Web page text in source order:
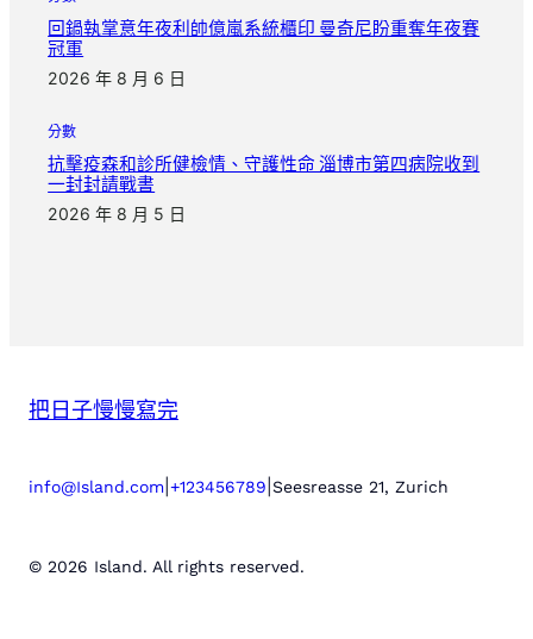
回鍋執掌意年夜利帥億嵐系統櫃印 曼奇尼盼重奪年夜賽
冠軍
2026 年 8 月 6 日
分數
抗擊疫森和診所健檢情、守護性命 淄博市第四病院收到
一封封請戰書
2026 年 8 月 5 日
把日子慢慢寫完
info@Island.com +123456789 Seesreasse 21, Zurich
© 2026 Island. All rights reserved.